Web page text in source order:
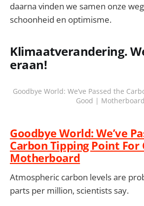
daarna vinden we samen onze
schoonheid en optimisme.
Klimaatverandering.
eraan!
Goodbye World: We’ve Passed the
Good | Motherboard
Goodbye World: We’ve
Carbon Tipping Point For
Motherboard
Atmospheric carbon levels are
parts per million, scientists say.